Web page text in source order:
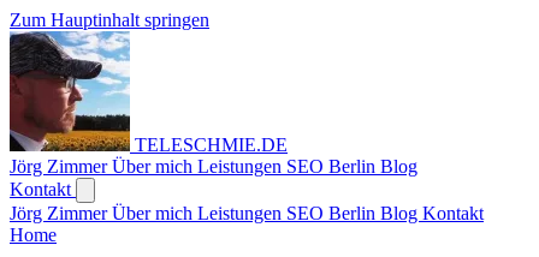
Zum Hauptinhalt springen
TELESCHMIE.DE
Jörg ZimmerÜber mich Leistungen SEO Berlin Blog
Kontakt
Jörg ZimmerÜber mich Leistungen SEO Berlin Blog Kontakt
Home